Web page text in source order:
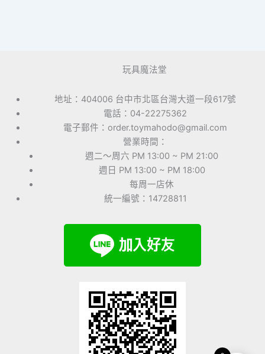
玩具魔法堂
地址：404006 台中市北區台灣大道一段617號
電話：04-22275362
電子郵件：order.toymahodo@gmail.com
營業時間：
週二～周六 PM 13:00 ~ PM 21:00
週日 PM 13:00 ~ PM 18:00
每周一店休
統一編號：14728811